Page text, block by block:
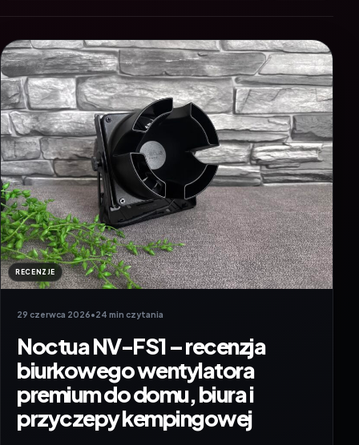
RECENZJE
29 czerwca 2026•24 min czytania
Noctua NV-FS1 – recenzja
biurkowego wentylatora
premium do domu, biura i
przyczepy kempingowej